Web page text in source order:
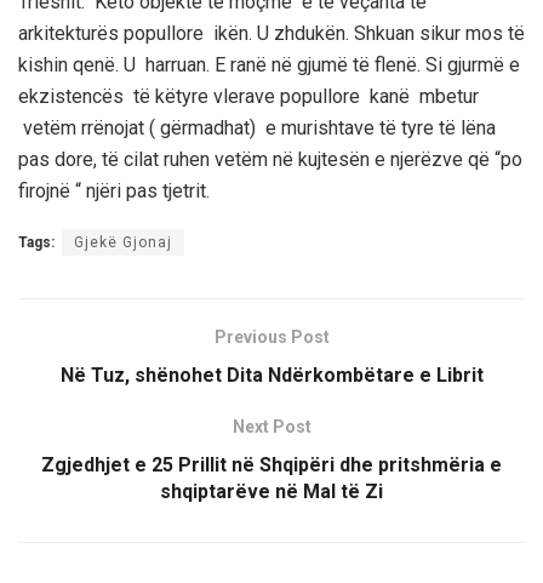
arkitekturës popullore ikën. U zhdukën. Shkuan sikur mos të
kishin qenë. U harruan. E ranë në gjumë të flenë. Si gjurmë e
ekzistencës të këtyre vlerave popullore kanë mbetur
vetëm rrënojat ( gërmadhat) e murishtave të tyre të lëna
pas dore, të cilat ruhen vetëm në kujtesën e njerëzve që “po
firojnë “ njëri pas tjetrit.
Tags: Gjekë Gjonaj
Previous Post
Në Tuz, shënohet Dita Ndërkombëtare e Librit
Next Post
Zgjedhjet e 25 Prillit në Shqipëri dhe pritshmëria e
shqiptarëve në Mal të Zi